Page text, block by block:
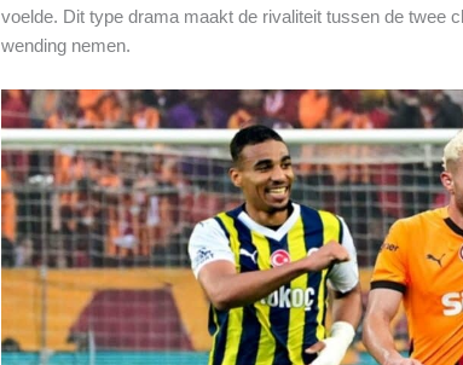
voelde. Dit type drama maakt de rivaliteit tussen de twee
wending nemen.